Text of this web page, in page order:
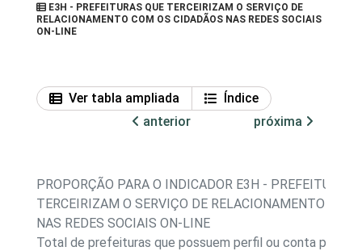
E3H - PREFEITURAS QUE TERCEIRIZAM O SERVIÇO DE
RELACIONAMENTO COM OS CIDADÃOS NAS REDES SOCIAIS
ON-LINE
Ver tabla ampliada
Índice
anterior
próxima
PROPORÇÃO PARA O INDICADOR E3H - PREFEITURAS
TERCEIRIZAM O SERVIÇO DE RELACIONAMENTO COM
NAS REDES SOCIAIS ON-LINE
Total de prefeituras que possuem perfil ou conta